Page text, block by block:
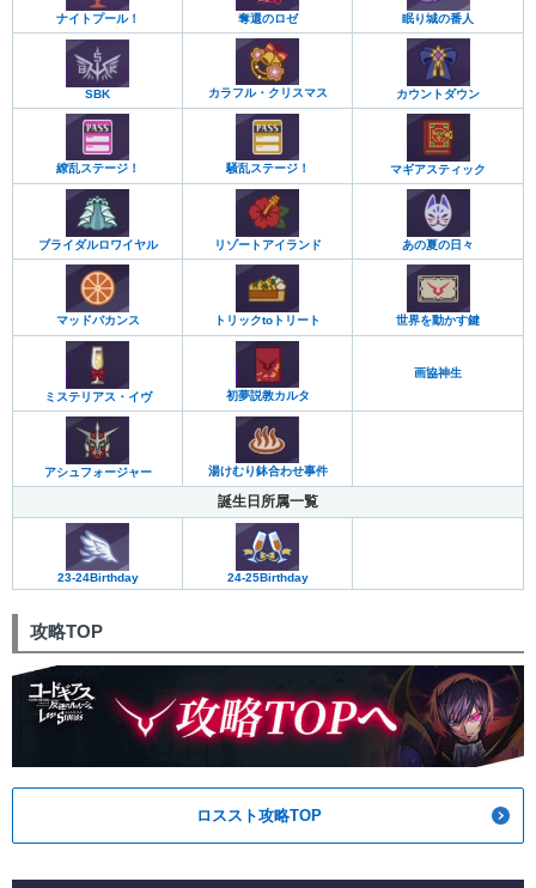
ナイトプール！ 奪還のロゼ 眠り城の番人
SBK カラフル・クリスマス カウントダウン
繚乱ステージ！ 騒乱ステージ！ マギアスティック
ブライダルロワイヤル リゾートアイランド あの夏の日々
マッドバカンス トリックtoトリート 世界を動かす鍵
ミステリアス・イヴ 初夢説教カルタ
画協神生
アシュフォージャー 湯けむり鉢合わせ事件
誕生日所属一覧
23-24Birthday 24-25Birthday
攻略TOP
ロススト攻略TOP